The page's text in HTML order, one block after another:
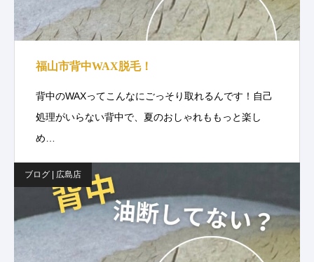
福山市背中WAX脱毛！
背中のWAXってこんなにごっそり取れるんです！自己
処理がいらない背中で、夏のおしゃれももっと楽し
め…
ブログ | 広島店